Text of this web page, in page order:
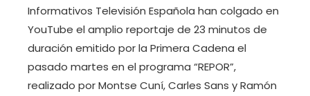
Informativos Televisión Española han colgado en
YouTube el amplio reportaje de 23 minutos de
duración emitido por la Primera Cadena el
pasado martes en el programa “REPOR”,
realizado por Montse Cuní, Carles Sans y Ramón